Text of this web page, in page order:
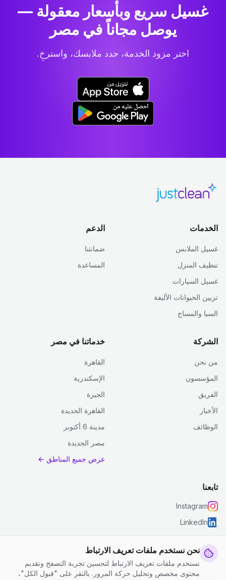
نحن نستخدم ملفات تعريف الارتباط
نستخدم ملفات تعريف الارتباط لتحسين تجربة التصفح وتقديم
محتوى مخصص وتحليل حركة المرور. بالنقر على "قبول الكل"،
غسيل سريع وبأسعار معقولة —
يوصل مجاناً في مصر
اختر مزود الخدمة، حدد ملابسك، واسترخِ.
الخدمات
غسيل الملابس
تنظيف المنزل
غسيل السيارات
تزيين الحيوانات الأليفة
السبا والمساج
الدعم
ضمانتنا
المساعدة
الشركة
من نحن
المؤسسون
الفريق
الأخبار
الوظائف
خدماتنا في مصر
القاهرة
الإسكندرية
الجيزة
القاهرة الجديدة
مدينة 6 أكتوبر
مصر الجديدة
عرض جميع المناطق ←
تابعنا
Instagram
LinkedIn
© 2026 جست كلين. جميع الحقوق محفوظة.